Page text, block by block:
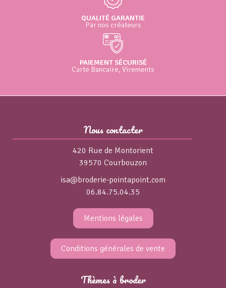
QUALITÉ GARANTIE
Par nos créateurs
PAIEMENT SÉCURISÉ
Carte Bancaire, Virements
Nous contacter
420 Rue de Montorient
39570 Courbouzon
isa@broderie-pointapoint.com
06.84.75.04.35
Mentions légales
Conditions générales de vente
Thèmes à broder